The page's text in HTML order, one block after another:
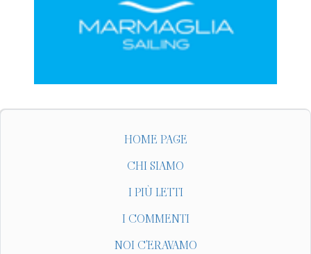
HOME PAGE
CHI SIAMO
I PIÙ LETTI
I COMMENTI
NOI C'ERAVAMO